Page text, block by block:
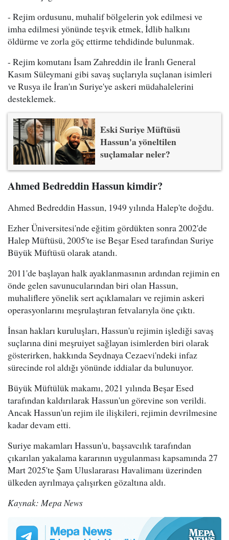
- Rejim ordusunu, muhalif bölgelerin yok edilmesi ve
imha edilmesi yönünde teşvik etmek, İdlib halkını
öldürme ve zorla göç ettirme tehdidinde bulunmak.
- Rejim komutanı İsam Zahreddin ile İranlı General
Kasım Süleymani gibi savaş suçlarıyla suçlanan isimleri
ve Rusya ile İran'ın Suriye'ye askeri müdahalelerini
desteklemek.
Eski Suriye Müftüsü
Hassun'a yöneltilen
suçlamalar neler?
Ahmed Bedreddin Hassun kimdir?
Ahmed Bedreddin Hassun, 1949 yılında Halep'te doğdu.
Ezher Üniversitesi'nde eğitim gördükten sonra 2002'de
Halep Müftüsü, 2005'te ise Beşar Esed tarafından Suriye
Büyük Müftüsü olarak atandı.
2011'de başlayan halk ayaklanmasının ardından rejimin en
önde gelen savunucularından biri olan Hassun,
muhaliflere yönelik sert açıklamaları ve rejimin askeri
operasyonlarını meşrulaştıran fetvalarıyla öne çıktı.
İnsan hakları kuruluşları, Hassun'u rejimin işlediği savaş
suçlarına dini meşruiyet sağlayan isimlerden biri olarak
gösterirken, hakkında Seydnaya Cezaevi'ndeki infaz
sürecinde rol aldığı yönünde iddialar da bulunuyor.
Büyük Müftülük makamı, 2021 yılında Beşar Esed
tarafından kaldırılarak Hassun'un görevine son verildi.
Ancak Hassun'un rejim ile ilişkileri, rejimin devrilmesine
kadar devam etti.
Suriye makamları Hassun'u, başsavcılık tarafından
çıkarılan yakalama kararının uygulanması kapsamında 27
Mart 2025'te Şam Uluslararası Havalimanı üzerinden
ülkeden ayrılmaya çalışırken gözaltına aldı.
Kaynak: Mepa News